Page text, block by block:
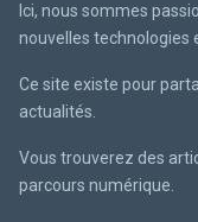
Ici, nous sommes
nouvelles technologies
Ce site existe pour
actualités.
Vous trouverez des
parcours numérique.